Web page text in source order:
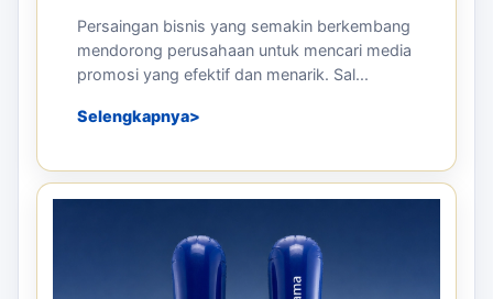
Persaingan bisnis yang semakin berkembang
mendorong perusahaan untuk mencari media
promosi yang efektif dan menarik. Sal...
Selengkapnya